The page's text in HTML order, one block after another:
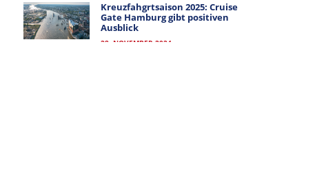
Kreuzfahgrtsaison 2025: Cruise
Gate Hamburg gibt positiven
Ausblick
28. NOVEMBER 2024